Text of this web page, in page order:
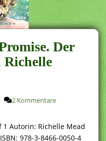
Der
Richelle
2 Kommentare
1 Autorin: Richelle Mead
978-3-8466-0050-4